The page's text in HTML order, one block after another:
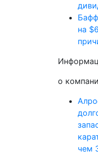
на
о
чем